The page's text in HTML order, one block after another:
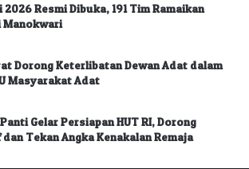
Resmi Dibuka, 191 Tim Ramaikan
Manokwari
Dorong Keterlibatan Dewan Adat dalam
Masyarakat Adat
Gelar Persiapan HUT RI, Dorong
Tekan Angka Kenakalan Remaja